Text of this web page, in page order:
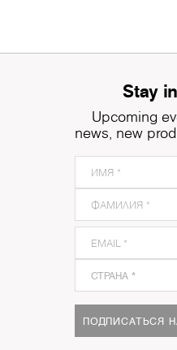
Stay
Upcoming
news, new
ПОДПИСАТЬСЯ